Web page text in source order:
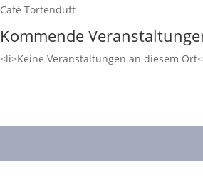
Café Tortenduft
Kommende
<li>Keine Veranstaltungen an diesem